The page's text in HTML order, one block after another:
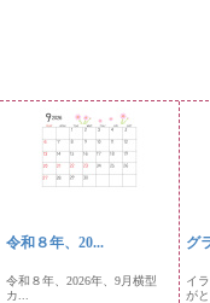
令和８年、20...
令和８年、2026年、9月横型
カ...
グ
イ
がと